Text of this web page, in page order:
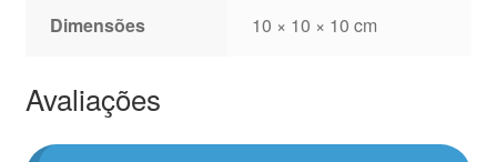
Dimensões 10 × 10 × 10 cm
Avaliações